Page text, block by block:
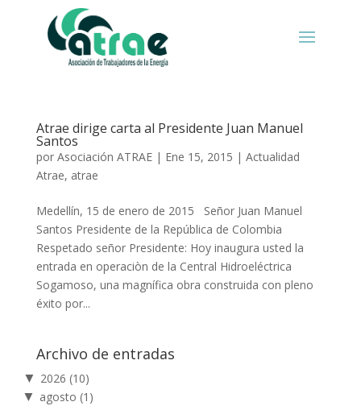
Atrae dirige carta al Presidente Juan Manuel
Santos
por Asociación ATRAE| Ene 15, 2015 | Actualidad
Atrae, atrae
Medellín, 15 de enero de 2015 Señor Juan Manuel
Santos Presidente de la República de Colombia
Respetado señor Presidente: Hoy inaugura usted la
entrada en operaciòn de la Central Hidroeléctrica
Sogamoso, una magnífica obra construida con pleno
éxito por...
Archivo de entradas
▼ 2026 (10)
▼ agosto (1)